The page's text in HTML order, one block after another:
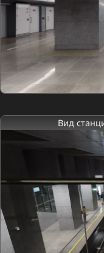
Вид